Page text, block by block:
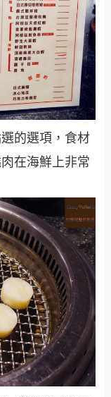
的選項，食材
在海鮮上非常